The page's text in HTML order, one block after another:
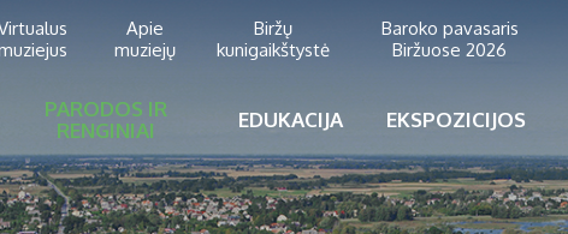
Apie
muziejų
Biržų
kunigaikštystė
Baroko pavasaris
Biržuose 2026
PARODOS IR
RENGINIAI
EDUKACIJA EKSPOZICIJOS